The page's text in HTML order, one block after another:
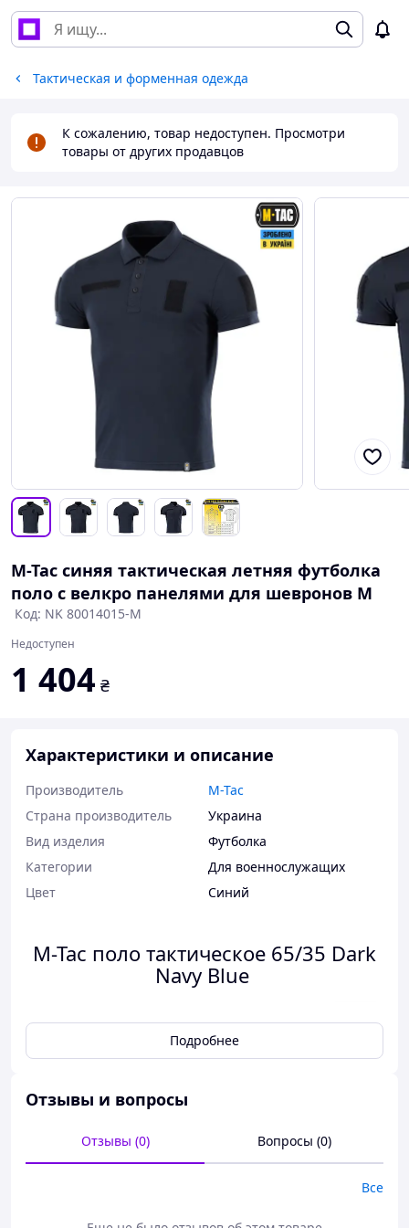
Тактическая и форменная одежда
К сожалению, товар недоступен. Просмотри
товары от других продавцов
M-Tac синяя тактическая летняя футболка
поло с велкро панелями для шевронов M
Код: NK 80014015-M
Недоступен
1 404 ₴
Характеристики и описание
Производитель
M-Tac
Страна производитель
Украина
Вид изделия
Футболка
Категории
Для военнослужащих
Цвет
Синий
M-Tac поло тактическое 65/35 Dark
Navy Blue
Подробнее
Отзывы и вопросы
Отзывы (0) Вопросы (0)
Все